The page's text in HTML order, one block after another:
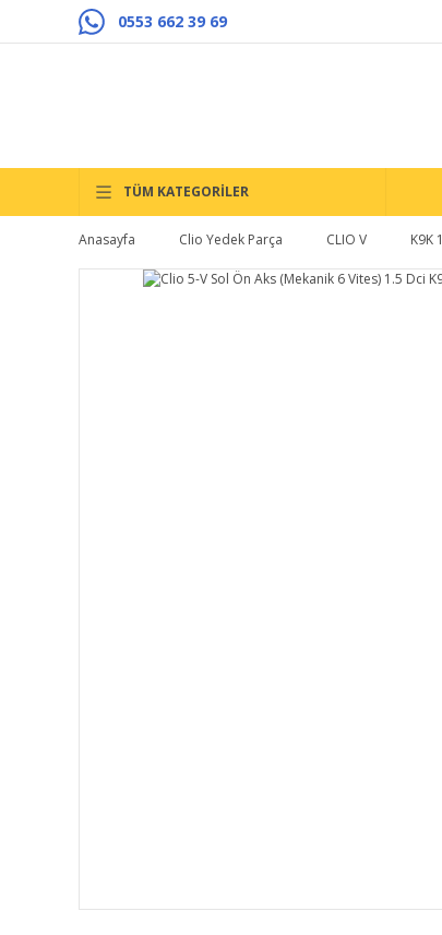
0553 662 39 69
TÜM KATEGORİLER
Anasayfa Clio Yedek Parça CLIO V K9K